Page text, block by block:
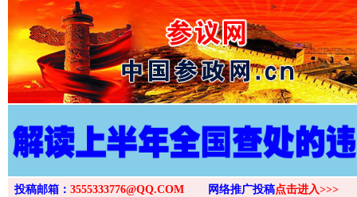
>
投稿邮箱： 3555333776@QQ.COM 网络推广投稿点击进入>>>